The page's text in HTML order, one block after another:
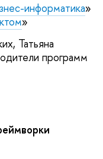
информатика»
»
Татьяна
программ